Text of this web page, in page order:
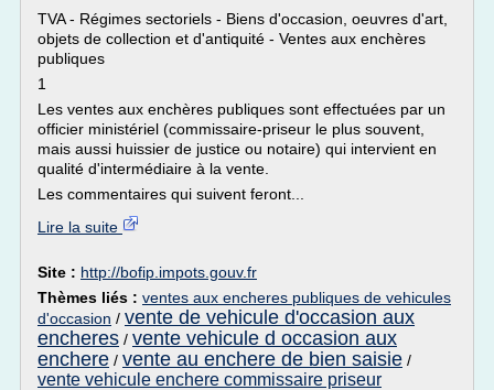
TVA - Régimes sectoriels - Biens d'occasion, oeuvres d'art,
objets de collection et d'antiquité - Ventes aux enchères
publiques
1
Les ventes aux enchères publiques sont effectuées par un
officier ministériel (commissaire-priseur le plus souvent,
mais aussi huissier de justice ou notaire) qui intervient en
qualité d'intermédiaire à la vente.
Les commentaires qui suivent feront...
Lire la suite
Site : http://bofip.impots.gouv.fr
Thèmes liés : ventes aux encheres publiques de vehicules
d'occasion / vente de vehicule d'occasion aux
encheres / vente vehicule d occasion aux
enchere / vente au enchere de bien saisie /
vente vehicule enchere commissaire priseur